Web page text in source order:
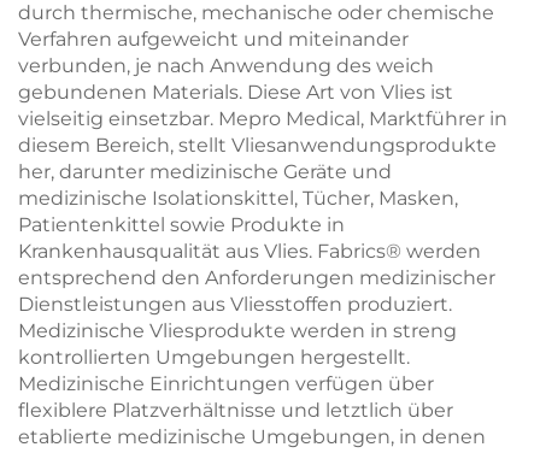
durch thermische, mechanische oder chemische
Verfahren aufgeweicht und miteinander
verbunden, je nach Anwendung des weich
gebundenen Materials. Diese Art von Vlies ist
vielseitig einsetzbar. Mepro Medical, Marktführer in
diesem Bereich, stellt Vliesanwendungsprodukte
her, darunter medizinische Geräte und
medizinische Isolationskittel, Tücher, Masken,
Patientenkittel sowie Produkte in
Krankenhausqualität aus Vlies. Fabrics® werden
entsprechend den Anforderungen medizinischer
Dienstleistungen aus Vliesstoffen produziert.
Medizinische Vliesprodukte werden in streng
kontrollierten Umgebungen hergestellt.
Medizinische Einrichtungen verfügen über
flexiblere Platzverhältnisse und letztlich über
etablierte medizinische Umgebungen, in denen